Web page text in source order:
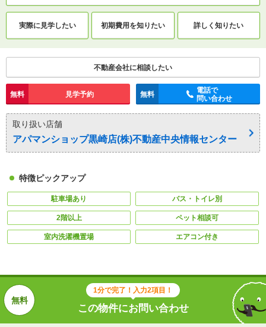
実際に見学したい 初期費用を知りたい 詳しく知りたい
不動産会社に相談したい
無料 見学予約 無料
電話で
問い合わせ
取り扱い店舗
アパマンショップ黒崎店(株)不動産中央情報センター
特徴ピックアップ
駐車場あり バス・トイレ別
2階以上 ペット相談可
室内洗濯機置場 エアコン付き
1分で完了！入力2項目！
この物件にお問い合わせ